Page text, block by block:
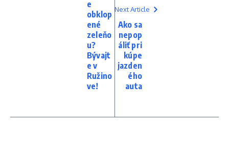
e
obklop
ené
zeleňo
u?
Bývajt
e v
Ružino
ve!
Next Article
Ako sa
nepop
áliť pri
kúpe
jazden
ého
auta